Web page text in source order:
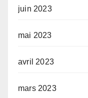
juin 2023
mai 2023
avril 2023
mars 2023